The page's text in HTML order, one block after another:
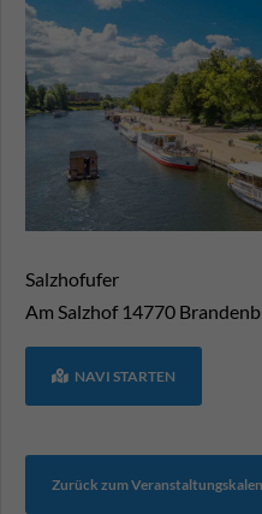
Salzhofufer
Am Salzhof 14770
NAVI STARTEN
Zurück zum